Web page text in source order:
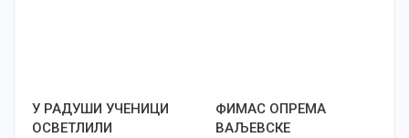
У РАДУШИ УЧЕНИЦИ
ОСВЕТЛИЛИ
ФИМАС ОПРЕМА
ВАЉЕВСКЕ